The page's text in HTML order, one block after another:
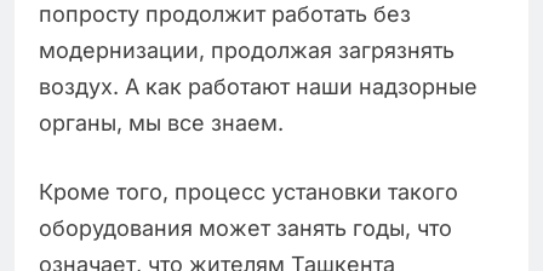
попросту продолжит работать без
модернизации, продолжая загрязнять
воздух. А как работают наши надзорные
органы, мы все знаем.
Кроме того, процесс установки такого
оборудования может занять годы, что
означает, что жителям Ташкента